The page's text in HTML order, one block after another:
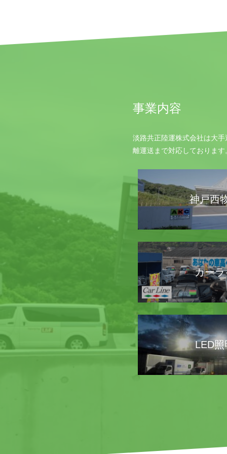
事業内容
淡路共正陸運株式会社は大
離運送まで対応しております
神戸西
カー
LED